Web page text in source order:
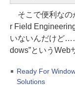
そこで便利なの
r Field
いないんだけど
dows”というWeb
Ready For
Solutions